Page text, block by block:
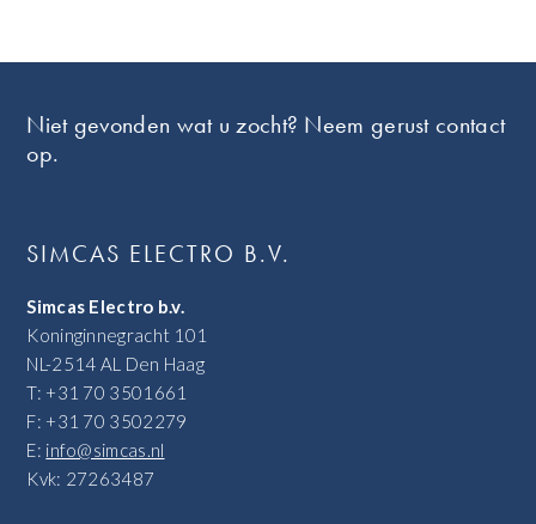
Niet gevonden wat u zocht? Neem gerust contact
op.
SIMCAS ELECTRO B.V.
Simcas Electro b.v.
Koninginnegracht 101
NL-2514 AL Den Haag
T: +31 70 3501661
F: +31 70 3502279
E: info@simcas.nl
Kvk: 27263487